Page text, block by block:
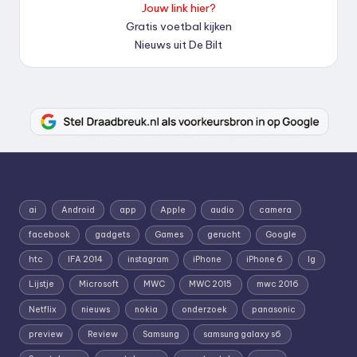
Jouw link hier?
Gratis voetbal kijken
Nieuws uit De Bilt
ai Android app Apple audio camera
facebook gadgets Games gerucht Google
htc IFA 2014 instagram iPhone iPhone 6 lg
Lijstje Microsoft MWC MWC 2015 mwc 2016
Netflix nieuws nokia onderzoek panasonic
preview Review Samsung samsung galaxy s6